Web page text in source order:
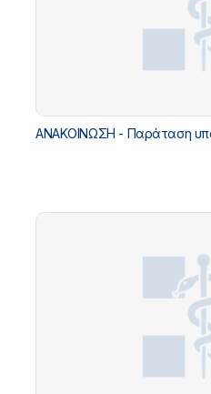
ΑΝΑΚΟΙΝΩΣΗ - Παράταση